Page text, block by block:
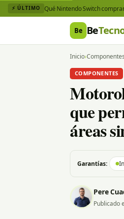
⚡ ÚLTIMO Qué Nintendo Switch
Be Be
Inicio›Componentes
COMPONENTES
que
áreas
Garantías:
Pere
Publicado